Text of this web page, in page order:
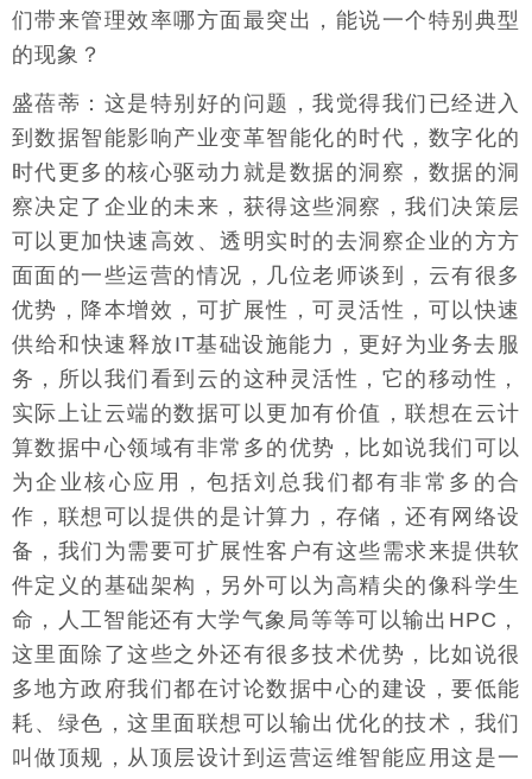
们带来管理效率哪方面最突出，能说一个特别典型
的现象？
盛蓓蒂：这是特别好的问题，我觉得我们已经进入
到数据智能影响产业变革智能化的时代，数字化的
时代更多的核心驱动力就是数据的洞察，数据的洞
察决定了企业的未来，获得这些洞察，我们决策层
可以更加快速高效、透明实时的去洞察企业的方方
面面的一些运营的情况，几位老师谈到，云有很多
优势，降本增效，可扩展性，可灵活性，可以快速
供给和快速释放IT基础设施能力，更好为业务去服
务，所以我们看到云的这种灵活性，它的移动性，
实际上让云端的数据可以更加有价值，联想在云计
算数据中心领域有非常多的优势，比如说我们可以
为企业核心应用，包括刘总我们都有非常多的合
作，联想可以提供的是计算力，存储，还有网络设
备，我们为需要可扩展性客户有这些需求来提供软
件定义的基础架构，另外可以为高精尖的像科学生
命，人工智能还有大学气象局等等可以输出HPC，
这里面除了这些之外还有很多技术优势，比如说很
多地方政府我们都在讨论数据中心的建设，要低能
耗、绿色，这里面联想可以输出优化的技术，我们
叫做顶规，从顶层设计到运营运维智能应用这是一